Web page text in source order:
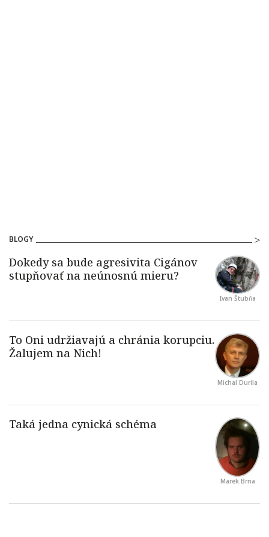
BLOGY
Ivan Štubňa
Michal Durila
Marek Brna